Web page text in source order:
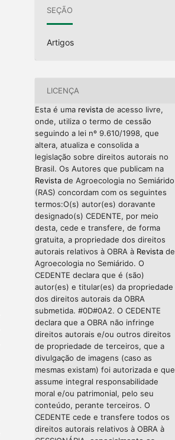
SEÇÃO
Artigos
LICENÇA
Esta é uma revista de acesso livre,
onde, utiliza o termo de cessão
seguindo a lei nº 9.610/1998, que
altera, atualiza e consolida a
legislação sobre direitos autorais no
Brasil. Os Autores que publicam na
Revista de Agroecologia no Semiárido
(RAS) concordam com os seguintes
termos:O(s) autor(es) doravante
designado(s) CEDENTE, por meio
desta, cede e transfere, de forma
gratuita, a propriedade dos direitos
autorais relativos à OBRA à Revista de
Agroecologia no Semiárido. O
CEDENTE declara que é (são)
autor(es) e titular(es) da propriedade
dos direitos autorais da OBRA
submetida. #0D#0A2. O CEDENTE
declara que a OBRA não infringe
direitos autorais e/ou outros direitos
de propriedade de terceiros, que a
divulgação de imagens (caso as
mesmas existam) foi autorizada e que
assume integral responsabilidade
moral e/ou patrimonial, pelo seu
conteúdo, perante terceiros. O
CEDENTE cede e transfere todos os
direitos autorais relativos à OBRA à